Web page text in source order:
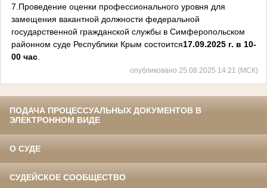
7.Проведение оценки профессионального уровня для
замещения вакантной должности федеральной
государственной гражданской службы в Симферопольском
районном суде Республики Крым состоится17.09.2025 г. в 10-
00 час.
опубликовано 25.08.2025 14:21 (МСК)
ПОДАЧА ПРОЦЕССУАЛЬНЫХ ДОКУМЕНТОВ В
ЭЛЕКТРОННОМ ВИДЕ
О СУДЕ
СУДЕЙСКОЕ СООБЩЕСТВО